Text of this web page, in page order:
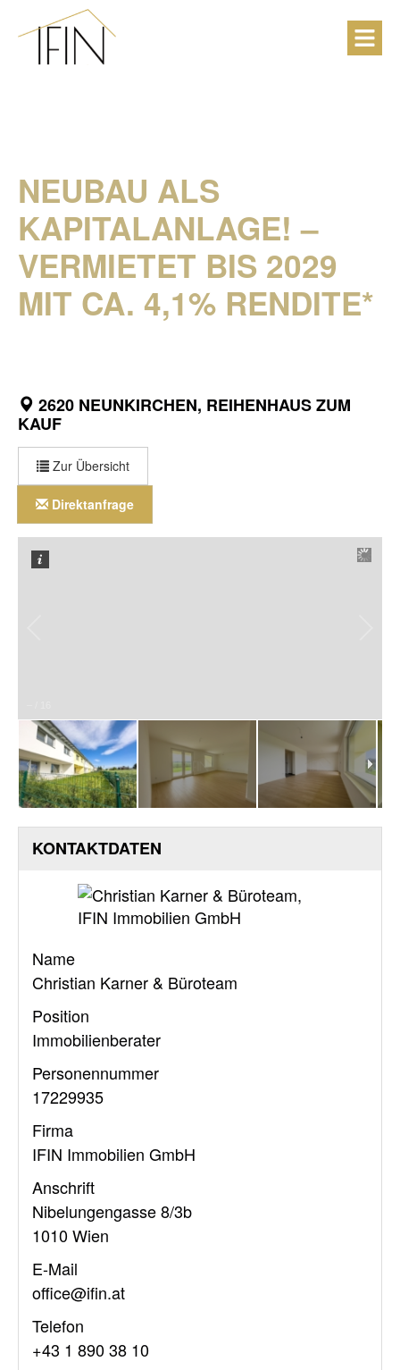
NEUBAU ALS
KAPITALANLAGE! –
VERMIETET BIS 2029
MIT CA. 4,1% RENDITE*
2620 NEUNKIRCHEN, REIHENHAUS ZUM
KAUF
Zur Übersicht
Direktanfrage
KONTAKTDATEN
Name
Christian Karner & Büroteam
Position
Immobilienberater
Personennummer
17229935
Firma
IFIN Immobilien GmbH
Anschrift
Nibelungengasse 8/3b
1010 Wien
E-Mail
office@ifin.at
Telefon
+43 1 890 38 10